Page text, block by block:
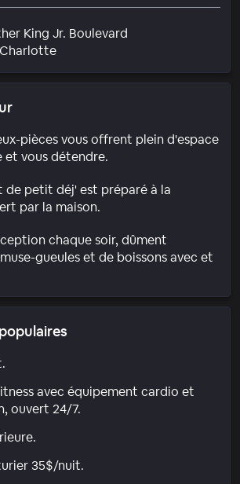
King Jr. Boulevard
CharlotteQuartier
pièces vous offrent plein d'espace
et vous détendre.
de petit déj' est préparé à la
par la maison.
chaque soir, dûment
gueules et de boissons avec et
avec équipement cardio et
ouvert 24/7.
35$/nuit.